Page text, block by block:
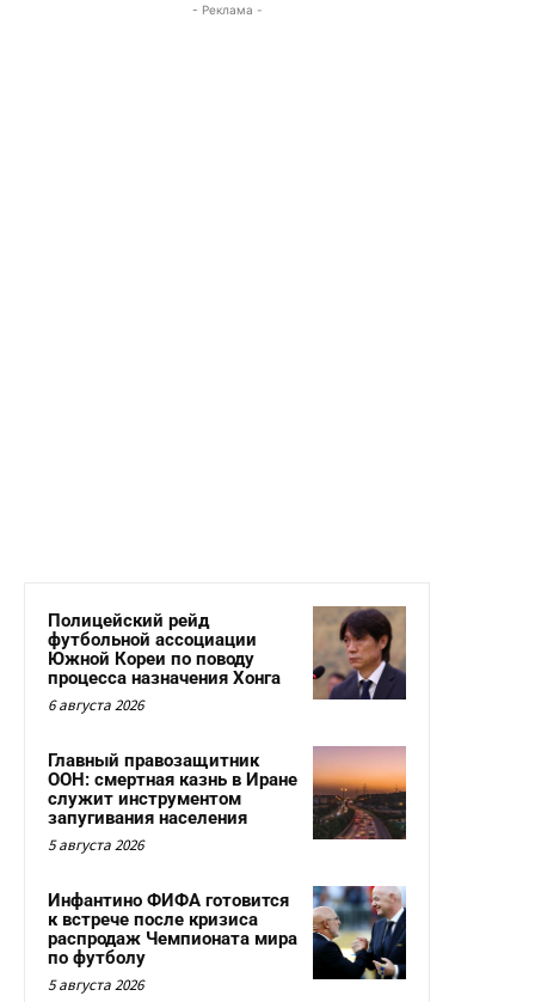
- Реклама -
Полицейский рейд
футбольной ассоциации
Южной Кореи по поводу
процесса назначения Хонга
6 августа 2026
Главный правозащитник
ООН: смертная казнь в Иране
служит инструментом
запугивания населения
5 августа 2026
Инфантино ФИФА готовится
к встрече после кризиса
распродаж Чемпионата мира
по футболу
5 августа 2026